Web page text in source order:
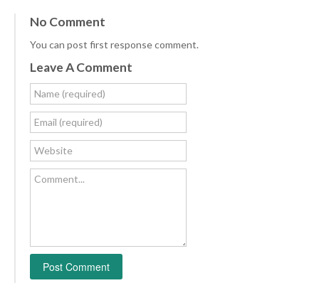
No Comment
You can post first response comment.
Leave A Comment
Name (required)
Email (required)
Website
Comment...